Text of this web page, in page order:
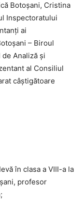
Botoșani, Cristina
Inspectoratului
ai
– Biroul
Analiză și
al Consiliul
câștigătoare
în clasa a VIII-a la
profesor
;